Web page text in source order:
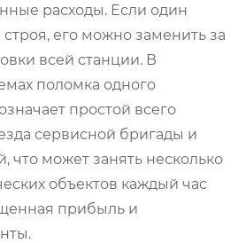
расходы. Если один
его можно заменить за
всей станции. В
поломка одного
простой всего
сервисной бригады и
что может занять несколько
объектов каждый час
прибыль и